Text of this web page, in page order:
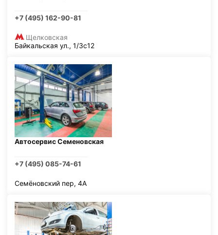
+7 (495) 162-90-81
Щелковская
Байкальская ул., 1/3с12
Автосервис Семеновская
+7 (495) 085-74-61
Семёновский пер, 4А